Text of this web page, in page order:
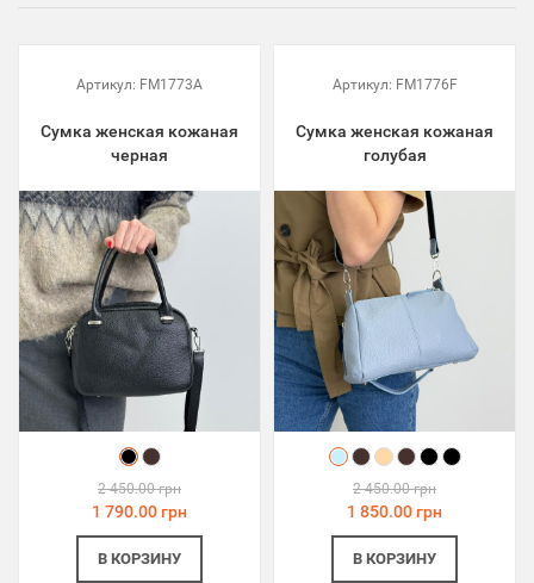
Артикул: FM1773A
Сумка женская кожаная
черная
2 450.00 грн
1 790.00 грн
В КОРЗИНУ
Артикул: FM1776F
Сумка женская кожаная
голубая
2 450.00 грн
1 850.00 грн
В КОРЗИНУ